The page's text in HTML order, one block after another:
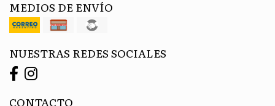
MEDIOS DE ENVÍO
NUESTRAS REDES SOCIALES
CONTACTO